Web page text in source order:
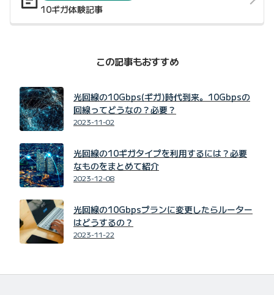
10ギガ体験記事
この記事もおすすめ
光回線の10Gbps(ギガ)時代到来。10Gbpsの
回線ってどうなの？必要？
2023-11-02
光回線の10ギガタイプを利用するには？必要
なものをまとめて紹介
2023-12-08
光回線の10Gbpsプランに変更したらルーター
はどうするの？
2023-11-22